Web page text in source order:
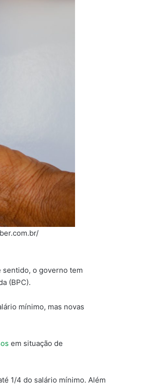
sentido, o governo tem
(BPC).
mínimo, mas novas
em situação de
1/4 do salário mínimo. Além